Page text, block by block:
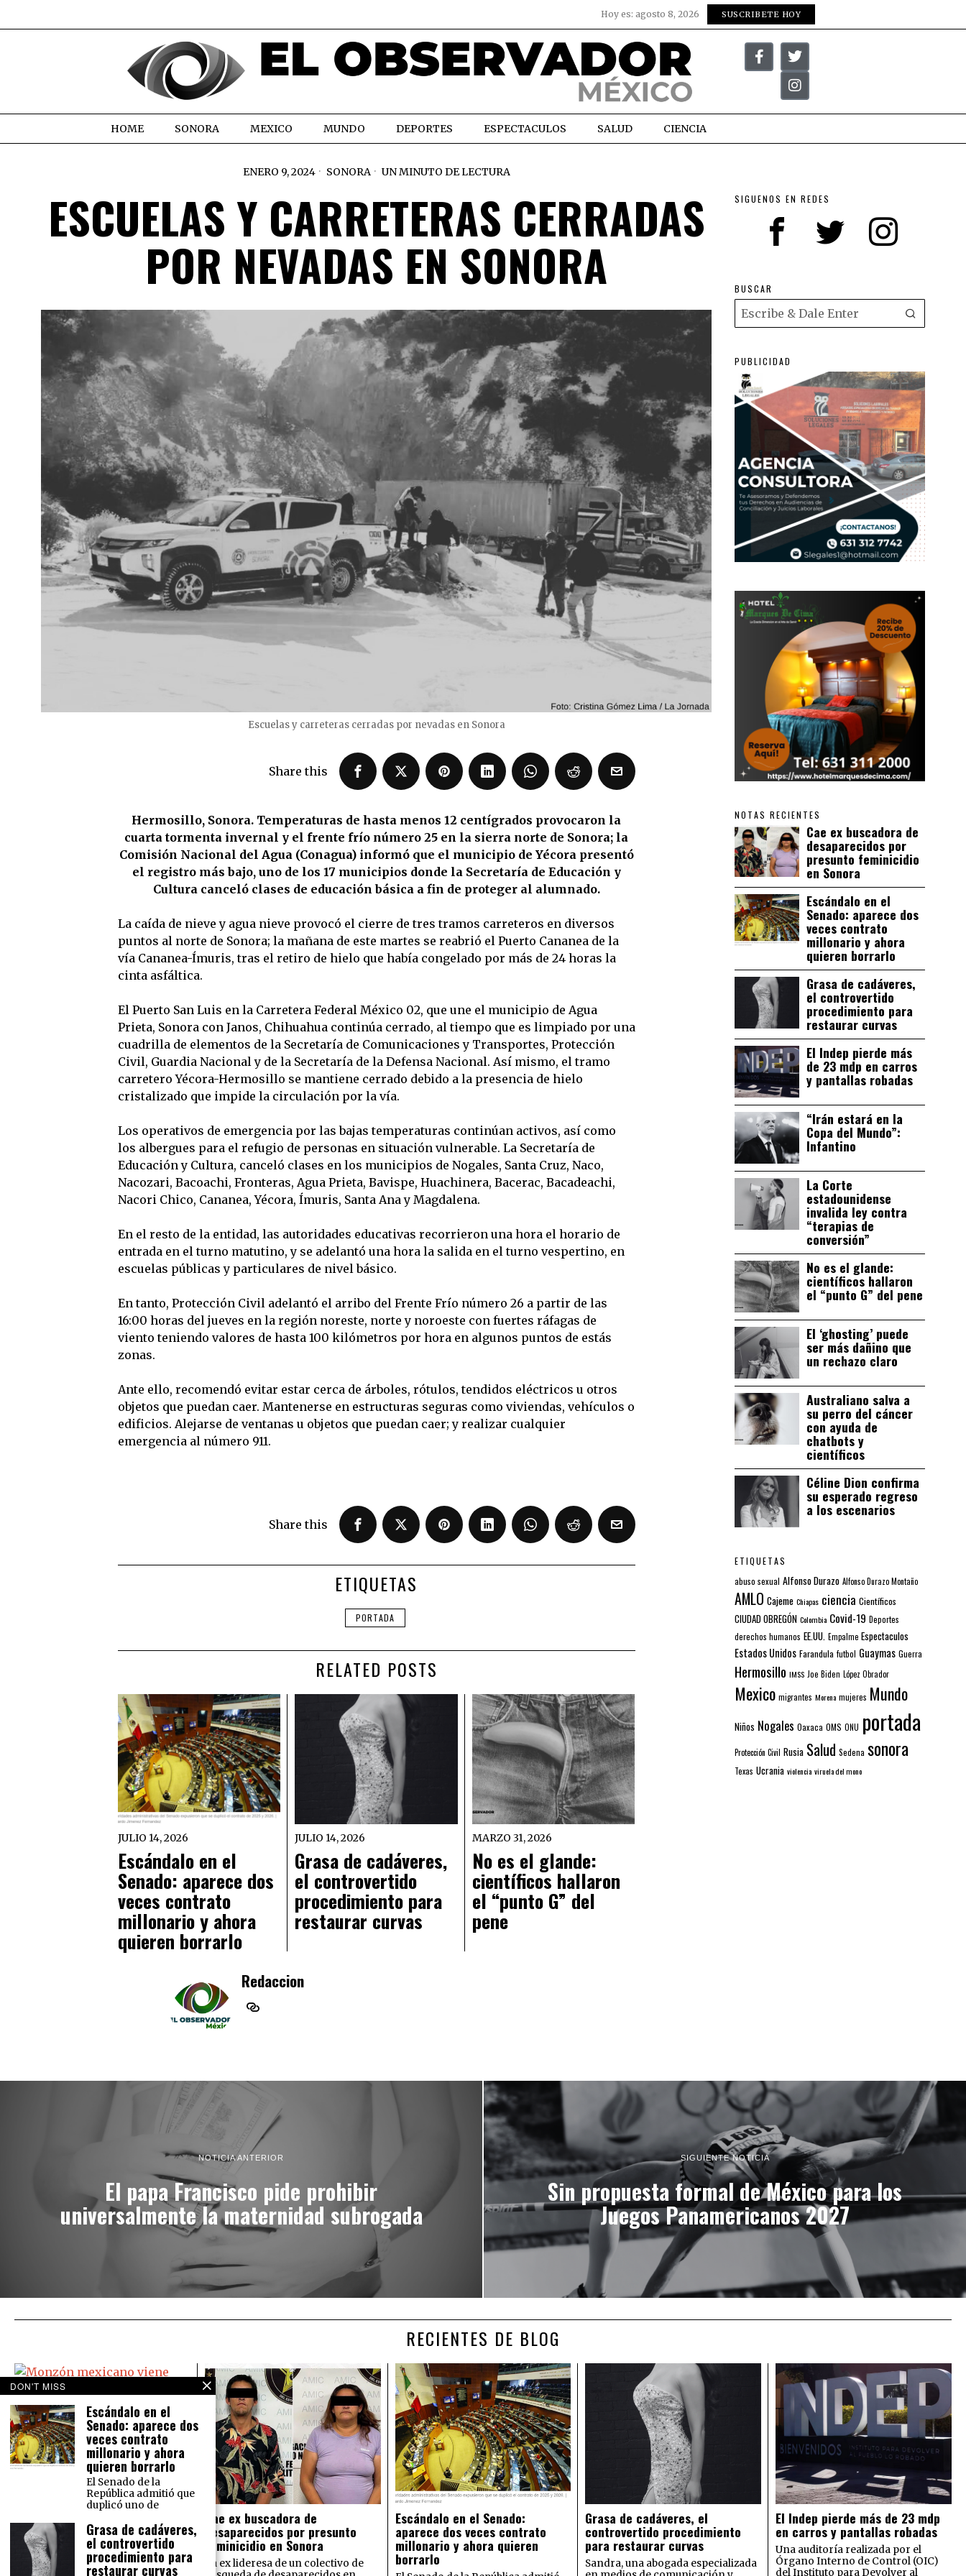
Hoy es: agosto 8, 2026 SUSCRIBETE HOY
HOME SONORA MEXICO MUNDO DEPORTES ESPECTACULOS SALUD CIENCIA
ENERO 9, 2024 SONORA UN MINUTO DE LECTURA
ESCUELAS Y CARRETERAS CERRADAS
POR NEVADAS EN SONORA
Escuelas y carreteras cerradas por nevadas en Sonora
Share this
Hermosillo, Sonora. Temperaturas de hasta menos 12 centígrados provocaron la
cuarta tormenta invernal y el frente frío número 25 en la sierra norte de Sonora; la
Comisión Nacional del Agua (Conagua) informó que el municipio de Yécora presentó
el registro más bajo, uno de los 17 municipios donde la Secretaría de Educación y
Cultura canceló clases de educación básica a fin de proteger al alumnado.
La caída de nieve y agua nieve provocó el cierre de tres tramos carreteros en diversos
puntos al norte de Sonora; la mañana de este martes se reabrió el Puerto Cananea de la
vía Cananea-Ímuris, tras el retiro de hielo que había congelado por más de 24 horas la
cinta asfáltica.
El Puerto San Luis en la Carretera Federal México 02, que une el municipio de Agua
Prieta, Sonora con Janos, Chihuahua continúa cerrado, al tiempo que es limpiado por una
cuadrilla de elementos de la Secretaría de Comunicaciones y Transportes, Protección
Civil, Guardia Nacional y de la Secretaría de la Defensa Nacional. Así mismo, el tramo
carretero Yécora-Hermosillo se mantiene cerrado debido a la presencia de hielo
cristalizado que impide la circulación por la vía.
Los operativos de emergencia por las bajas temperaturas continúan activos, así como
los albergues para el refugio de personas en situación vulnerable. La Secretaría de
Educación y Cultura, canceló clases en los municipios de Nogales, Santa Cruz, Naco,
Nacozari, Bacoachi, Fronteras, Agua Prieta, Bavispe, Huachinera, Bacerac, Bacadeachi,
Nacori Chico, Cananea, Yécora, Ímuris, Santa Ana y Magdalena.
En el resto de la entidad, las autoridades educativas recorrieron una hora el horario de
entrada en el turno matutino, y se adelantó una hora la salida en el turno vespertino, en
escuelas públicas y particulares de nivel básico.
En tanto, Protección Civil adelantó el arribo del Frente Frío número 26 a partir de las
16:00 horas del jueves en la región noreste, norte y noroeste con fuertes ráfagas de
viento teniendo valores de hasta 100 kilómetros por hora en algunos puntos de estás
zonas.
Ante ello, recomendó evitar estar cerca de árboles, rótulos, tendidos eléctricos u otros
objetos que puedan caer. Mantenerse en estructuras seguras como viviendas, vehículos o
edificios. Alejarse de ventanas u objetos que puedan caer; y realizar cualquier
emergencia al número 911.
Share this
ETIQUETAS
PORTADA
RELATED POSTS
JULIO 14, 2026
Escándalo en el
Senado: aparece dos
veces contrato
millonario y ahora
quieren borrarlo
JULIO 14, 2026
Grasa de cadáveres,
el controvertido
procedimiento para
restaurar curvas
MARZO 31, 2026
No es el glande:
científicos hallaron
el “punto G” del
pene
Redaccion
SIGUENOS EN REDES
BUSCAR
PUBLICIDAD
NOTAS RECIENTES
Cae ex buscadora de
desaparecidos por
presunto feminicidio
en Sonora
Escándalo en el
Senado: aparece dos
veces contrato
millonario y ahora
quieren borrarlo
Grasa de cadáveres,
el controvertido
procedimiento para
restaurar curvas
El Indep pierde más
de 23 mdp en carros
y pantallas robadas
“Irán estará en la
Copa del Mundo”:
Infantino
La Corte
estadounidense
invalida ley contra
“terapias de
conversión”
No es el glande:
científicos hallaron
el “punto G” del pene
El ‘ghosting’ puede
ser más dañino que
un rechazo claro
Australiano salva a
su perro del cáncer
con ayuda de
chatbots y
científicos
Céline Dion confirma
su esperado regreso
a los escenarios
ETIQUETAS
abuso sexual Alfonso Durazo Alfonso Durazo Montaño
AMLO Cajeme Chiapas ciencia Científicos
CIUDAD OBREGÓN Colombia Covid-19 Deportes
derechos humanos EE.UU. Empalme Espectaculos
Estados Unidos Farandula futbol Guaymas Guerra
Hermosillo IMSS Joe Biden López Obrador
Mexico migrantes Morena mujeres Mundo
Niños Nogales Oaxaca OMS ONU portada
Protección Civil Rusia Salud Sedena sonora
Texas Ucrania violencia viruela del mono
NOTICIA ANTERIOR
El papa Francisco pide prohibir
universalmente la maternidad subrogada
SIGUIENTE NOTICIA
Sin propuesta formal de México para los
Juegos Panamericanos 2027
RECIENTES DE BLOG
Monzón mexicano viene ‘bravo’:
Causará lluvias en todo México
El Servicio Meteorológico Nacional
prevé para este martes 16 de
agosto lluvias intensas en el norte
del país y lluvias muy fuertes en la
Cae ex buscadora de
desaparecidos por presunto
feminicidio en Sonora
La ex lideresa de un colectivo de
Escándalo en el Senado:
aparece dos veces contrato
millonario y ahora quieren
borrarlo
Grasa de cadáveres, el
controvertido procedimiento
para restaurar curvas
Sandra, una abogada especializada
El Indep pierde más de 23 mdp
en carros y pantallas robadas
Una auditoría realizada por el
Órgano Interno de Control (OIC)
del Instituto para Devolver al
DON'T MISS
Escándalo en el
Senado: aparece dos
veces contrato
millonario y ahora
quieren borrarlo
El Senado de la
República admitió que
duplicó uno de
Grasa de cadáveres,
el controvertido
procedimiento para
restaurar curvas